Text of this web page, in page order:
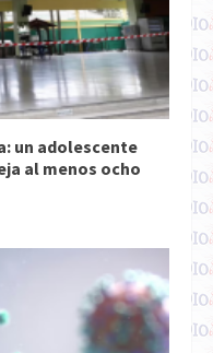
un adolescente
al menos ocho